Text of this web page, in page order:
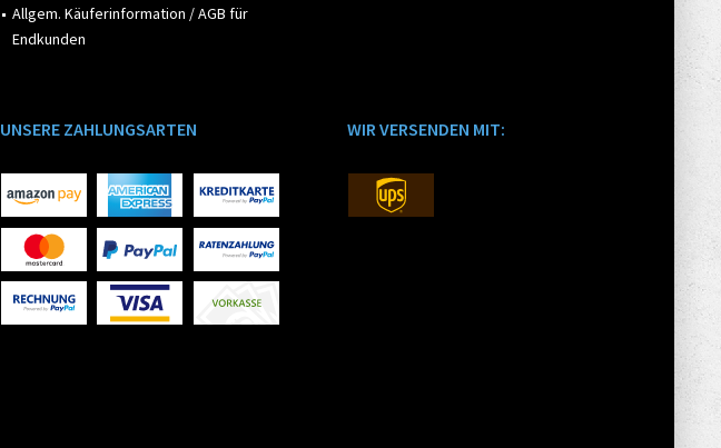
Allgem. Käuferinformation / AGB für
Endkunden
UNSERE ZAHLUNGSARTEN WIR VERSENDEN MIT: